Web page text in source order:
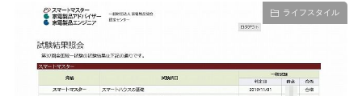
ライフスタイル